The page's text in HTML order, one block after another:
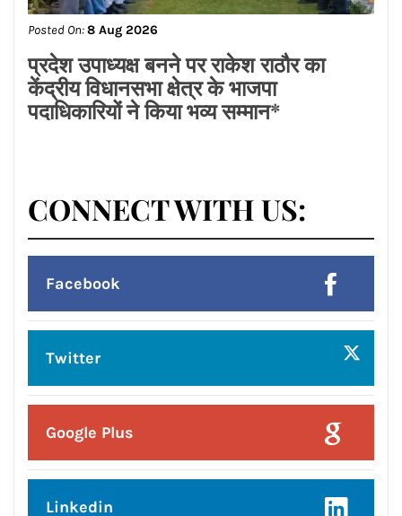
ਡਾ.ਐਸ.ਪੀ.ਸਿੰਘ ਓਬਰਾਏ ਦੇ ਯਤਨਾਂ ਸਦਕਾ
ਅਸ਼ੋਕ ਕੁਮਾਰ ਦਾ ਮ੍ਰਿਤਕ ਸਰੀਰ ਗਰੀਸ ਤੋਂ
ਭਾਰਤ ਪਹੁੰਚਿਆ
Posted On:8 Aug 2026
लायंस क्लब जालंधर’ ने लायंस भवन में मनाया
भव्य तीज महोत्सव*